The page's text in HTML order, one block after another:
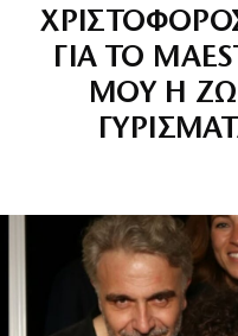
ΓΙΑ ΤΟ
ΜΟΥ Η